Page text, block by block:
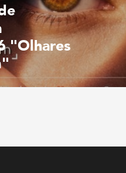
"Olhares